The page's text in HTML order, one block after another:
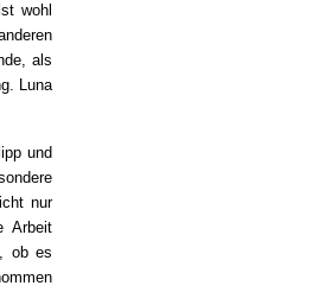
wohl
als
Luna
und
nur
Arbeit
ob es